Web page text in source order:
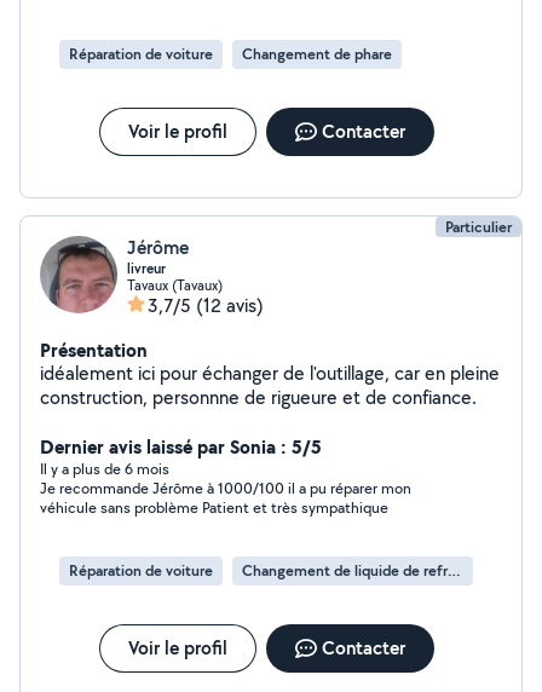
Réparation de voiture Changement de phare
Voir le profil Contacter
Particulier
Jérôme
livreur
Tavaux (Tavaux)
3,7/5 (12 avis)
Présentation
idéalement ici pour échanger de l'outillage, car en pleine
construction, personnne de rigueure et de confiance.
Dernier avis laissé par Sonia : 5/5
Il y a plus de 6 mois
Je recommande Jérôme à 1000/100 il a pu réparer mon
véhicule sans problème Patient et très sympathique
Réparation de voiture Changement de liquide de refroidissement
Voir le profil Contacter